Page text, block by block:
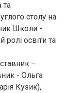
та
столу на
Школи -
освіти та
–
- Ольга
Кузик),